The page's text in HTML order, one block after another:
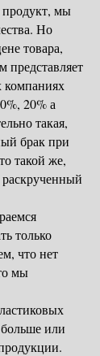
мы
Но
товара,
представляет
компаниях
20% а
такая,
брак при
такой же,
только
что нет
мы
или